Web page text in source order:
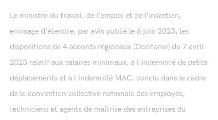
Le ministre du travail, de l’emploi et de l’insertion,
envisage d’étendre, par avis publié le 6 juin 2023, les
dispositions de 4 accords régionaux (Occitanie) du 7 avril
2023 relatif aux salaires minimaux, à l'indemnité de petits
déplacements et à l'indemnité MAC, conclu dans le cadre
de la convention collective nationale des employés,
techniciens et agents de maîtrise des entreprises du